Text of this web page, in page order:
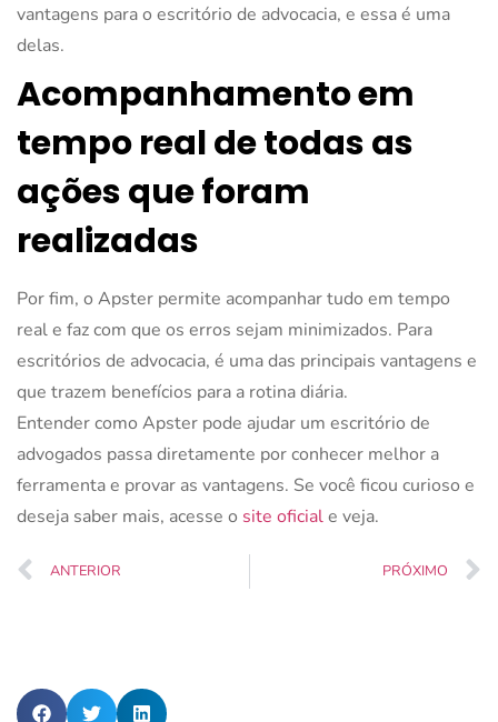
vantagens para o escritório de advocacia, e essa é uma
delas.
Acompanhamento em
tempo real de todas as
ações que foram
realizadas
Por fim, o Apster permite acompanhar tudo em tempo
real e faz com que os erros sejam minimizados. Para
escritórios de advocacia, é uma das principais vantagens e
que trazem benefícios para a rotina diária.
Entender como Apster pode ajudar um escritório de
advogados passa diretamente por conhecer melhor a
ferramenta e provar as vantagens. Se você ficou curioso e
deseja saber mais, acesse o site oficiale veja.
ANTERIOR PRÓXIMO